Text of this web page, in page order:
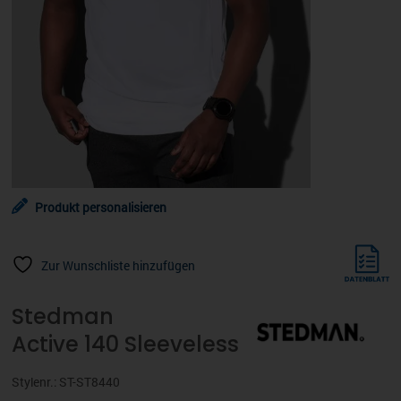
Produkt personalisieren
Zur Wunschliste hinzufügen
Stedman
Active 140 Sleeveless
Stylenr.: ST-ST8440